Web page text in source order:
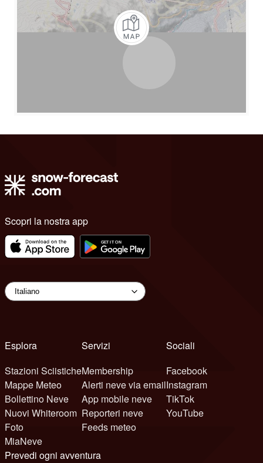
Scopri la nostra app
Esplora
Stazioni Sciistiche
Mappe Meteo
Bollettino Neve
Nuovi Whiteroom
Foto
MiaNeve
Servizi
Membership
Alerti neve via email
App mobile neve
Reporteri neve
Feeds meteo
Sociali
Facebook
Instagram
TikTok
YouTube
Prevedi ogni avventura